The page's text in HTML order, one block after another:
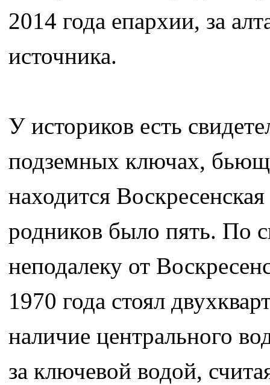
2014 года епархии, за
источника.
У историков есть
подземных ключах,
находится
родников было пять. По
неподалеку от
1970 года стоял
наличие центрального
за ключевой водой,